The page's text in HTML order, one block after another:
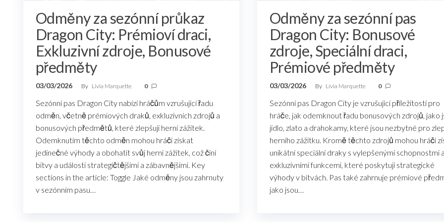
Odměny za sezónní průkaz
Dragon City: Prémioví draci,
Exkluzivní zdroje, Bonusové
předměty
03/03/2026 By Livia Marquette 0
Sezónní pas Dragon City nabízí hráčům vzrušující řadu
odměn, včetně prémiových draků, exkluzivních zdrojů a
bonusových předmětů, které zlepšují herní zážitek.
Odemknutím těchto odměn mohou hráči získat
jedinečné výhody a obohatit svůj herní zážitek, což činí
bitvy a události strategičtějšími a zábavnějšími. Key
sections in the article: Toggle Jaké odměny jsou zahrnuty
v sezónním pasu…
Odměny za sezónní pas
Dragon City: Bonusové
zdroje, Speciální draci,
Prémiové předměty
03/03/2026 By Livia Marquette 0
Sezónní pas Dragon City je vzrušující příležitostí pro
hráče, jak odemknout řadu bonusových zdrojů, jako
jídlo, zlato a drahokamy, které jsou nezbytné pro
herního zážitku. Kromě těchto zdrojů mohou hráči
unikátní speciální draky s vylepšenými schopnostmi a
exkluzivními funkcemi, které poskytují strategické
výhody v bitvách. Pas také zahrnuje prémiové
jako jsou…